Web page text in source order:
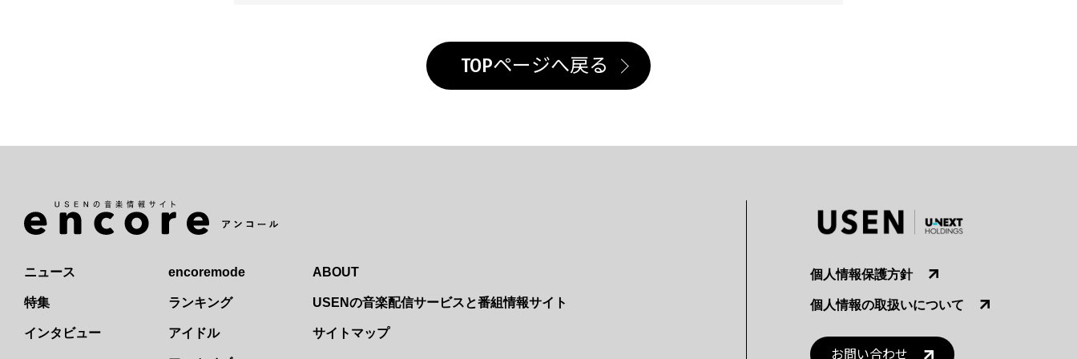
TOPページへ戻る
ニュース
特集
インタビュー
encoremode
ランキング
アイドル
ABOUT
USENの音楽配信サービスと番組情報サイト
サイトマップ
個人情報保護方針
個人情報の取扱いについて
お問い合わせ